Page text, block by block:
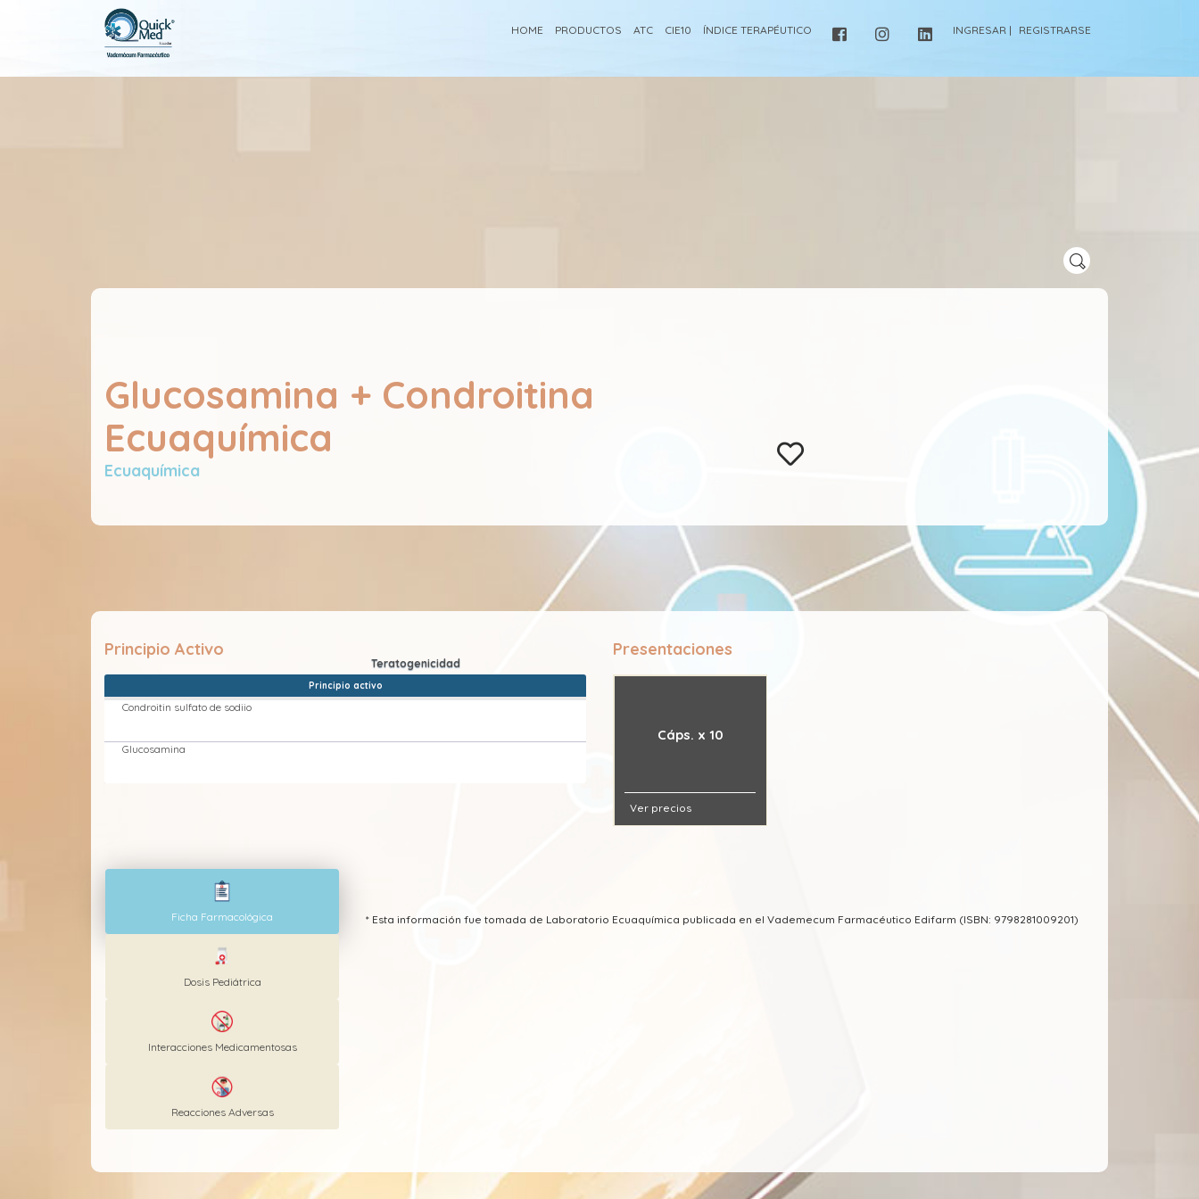
HOME PRODUCTOS ATC CIE10 ÍNDICE TERAPÉUTICO INGRESAR | REGISTRARSE
Glucosamina + Condroitina
Ecuaquímica
Ecuaquímica
Principio Activo
Principio activo
Condroitin sulfato de sodiio
Glucosamina
Presentaciones
Cáps. x 10
Ver precios
Ficha Farmacológica
Dosis Pediátrica
Interacciones Medicamentosas
Reacciones Adversas
* Esta información fue tomada de Laboratorio Ecuaquímica publicada en el Vademecum Farmacéutico Edifarm (ISBN: 9798281009201)